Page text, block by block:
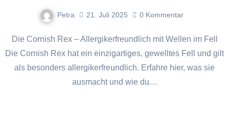
Petra 21. Juli 2025 0 Kommentar
Die Cornish Rex – Allergikerfreundlich mit Wellen im Fell
Die Cornish Rex hat ein einzigartiges, gewelltes Fell und gilt
als besonders allergikerfreundlich. Erfahre hier, was sie
ausmacht und wie du…